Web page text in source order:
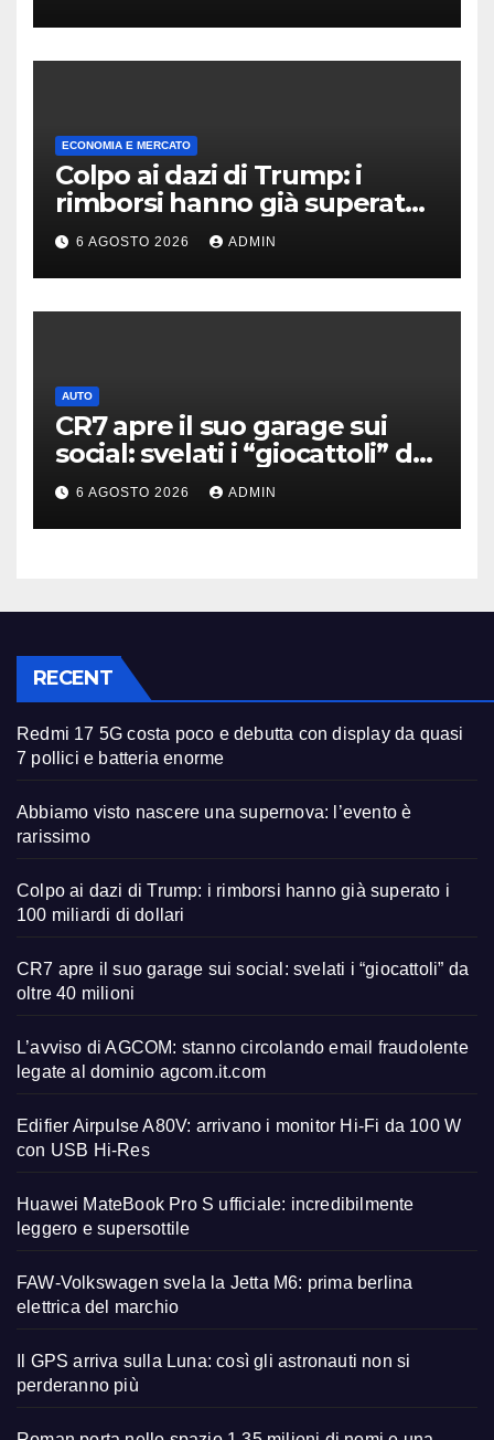
ECONOMIA E MERCATO
Colpo ai dazi di Trump: i
rimborsi hanno già superato i
100 miliardi di dollari
6 AGOSTO 2026 ADMIN
AUTO
CR7 apre il suo garage sui
social: svelati i “giocattoli” da
oltre 40 milioni
6 AGOSTO 2026 ADMIN
RECENT
Redmi 17 5G costa poco e debutta con display da quasi
7 pollici e batteria enorme
Abbiamo visto nascere una supernova: l’evento è
rarissimo
Colpo ai dazi di Trump: i rimborsi hanno già superato i
100 miliardi di dollari
CR7 apre il suo garage sui social: svelati i “giocattoli” da
oltre 40 milioni
L’avviso di AGCOM: stanno circolando email fraudolente
legate al dominio agcom.it.com
Edifier Airpulse A80V: arrivano i monitor Hi-Fi da 100 W
con USB Hi-Res
Huawei MateBook Pro S ufficiale: incredibilmente
leggero e supersottile
FAW-Volkswagen svela la Jetta M6: prima berlina
elettrica del marchio
Il GPS arriva sulla Luna: così gli astronauti non si
perderanno più